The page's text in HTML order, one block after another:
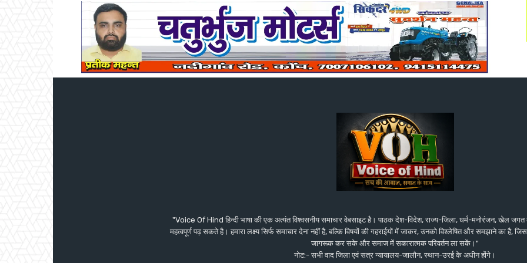
"Voice Of Hind हिन्दी भाषा की एक अत्यंत विश्वसनीय समाचार वेबसाइट है। पाठक देश-विदेश, राज्य-जिला, धर्म-मनोरंजन, खेल
महत्वपूर्ण पढ़ सकते है। हमारा लक्ष्य सिर्फ समाचार देना नहीं है, बल्कि विषयों की गहराईयों में जाकर, उनको विश्लेषित और समझाने का है,
जागरूक कर सके और समाज में सकारात्मक परिवर्तन ला सकें।"
नोट:- सभी वाद जिला एवं सत्र न्यायालय-जालौन, स्थान-उरई के अधीन होंगे।